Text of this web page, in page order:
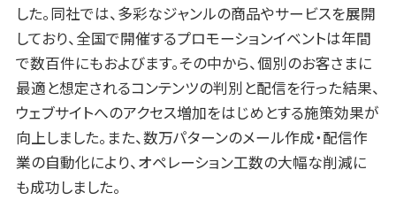
した。同社では、多彩なジャンルの商品やサービスを展開
しており、全国で開催するプロモーションイベントは年間
で数百件にもおよびます。その中から、個別のお客さまに
最適と想定されるコンテンツの判別と配信を行った結果、
ウェブサイトへのアクセス増加をはじめとする施策効果が
向上しました。また、数万パターンのメール作成・配信作
業の自動化により、オペレーション工数の大幅な削減に
も成功しました。